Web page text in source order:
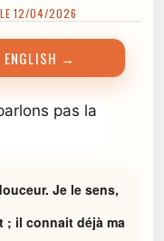
12/04/2026
ENGLISH →
Je le sens,
; il connait déjà ma